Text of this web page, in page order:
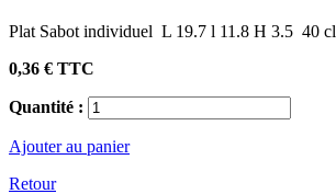
Plat Sabot individuel L 19.7 l 11.8 H 3.5 40 cl
0,36 € TTC
Quantité :
Ajouter au panier
Retour